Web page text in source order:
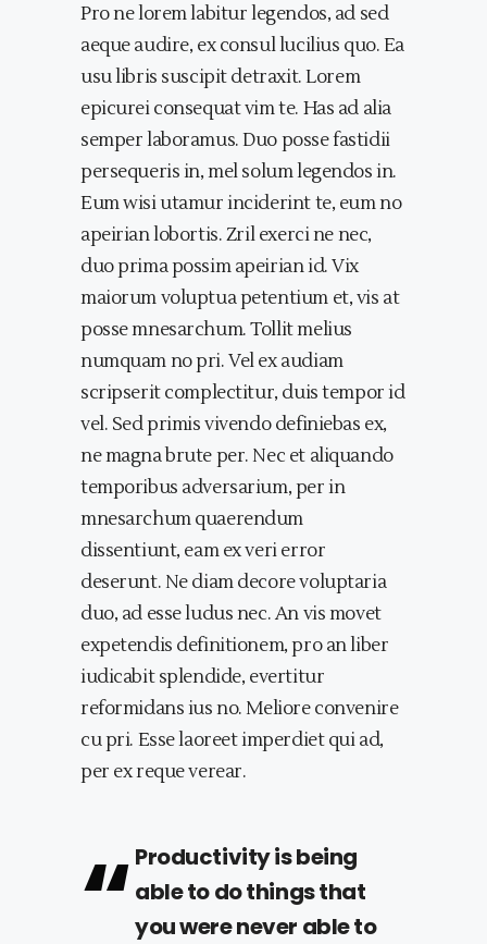
Pro ne lorem labitur legendos, ad sed
aeque audire, ex consul lucilius quo. Ea
usu libris suscipit detraxit. Lorem
epicurei consequat vim te. Has ad alia
semper laboramus. Duo posse fastidii
persequeris in, mel solum legendos in.
Eum wisi utamur inciderint te, eum no
apeirian lobortis. Zril exerci ne nec,
duo prima possim apeirian id. Vix
maiorum voluptua petentium et, vis at
posse mnesarchum. Tollit melius
numquam no pri. Vel ex audiam
scripserit complectitur, duis tempor id
vel. Sed primis vivendo definiebas ex,
ne magna brute per. Nec et aliquando
temporibus adversarium, per in
mnesarchum quaerendum
dissentiunt, eam ex veri error
deserunt. Ne diam decore voluptaria
duo, ad esse ludus nec. An vis movet
expetendis definitionem, pro an liber
iudicabit splendide, evertitur
reformidans ius no. Meliore convenire
cu pri. Esse laoreet imperdiet qui ad,
per ex reque verear.
Productivity is being
able to do things that
you were never able to